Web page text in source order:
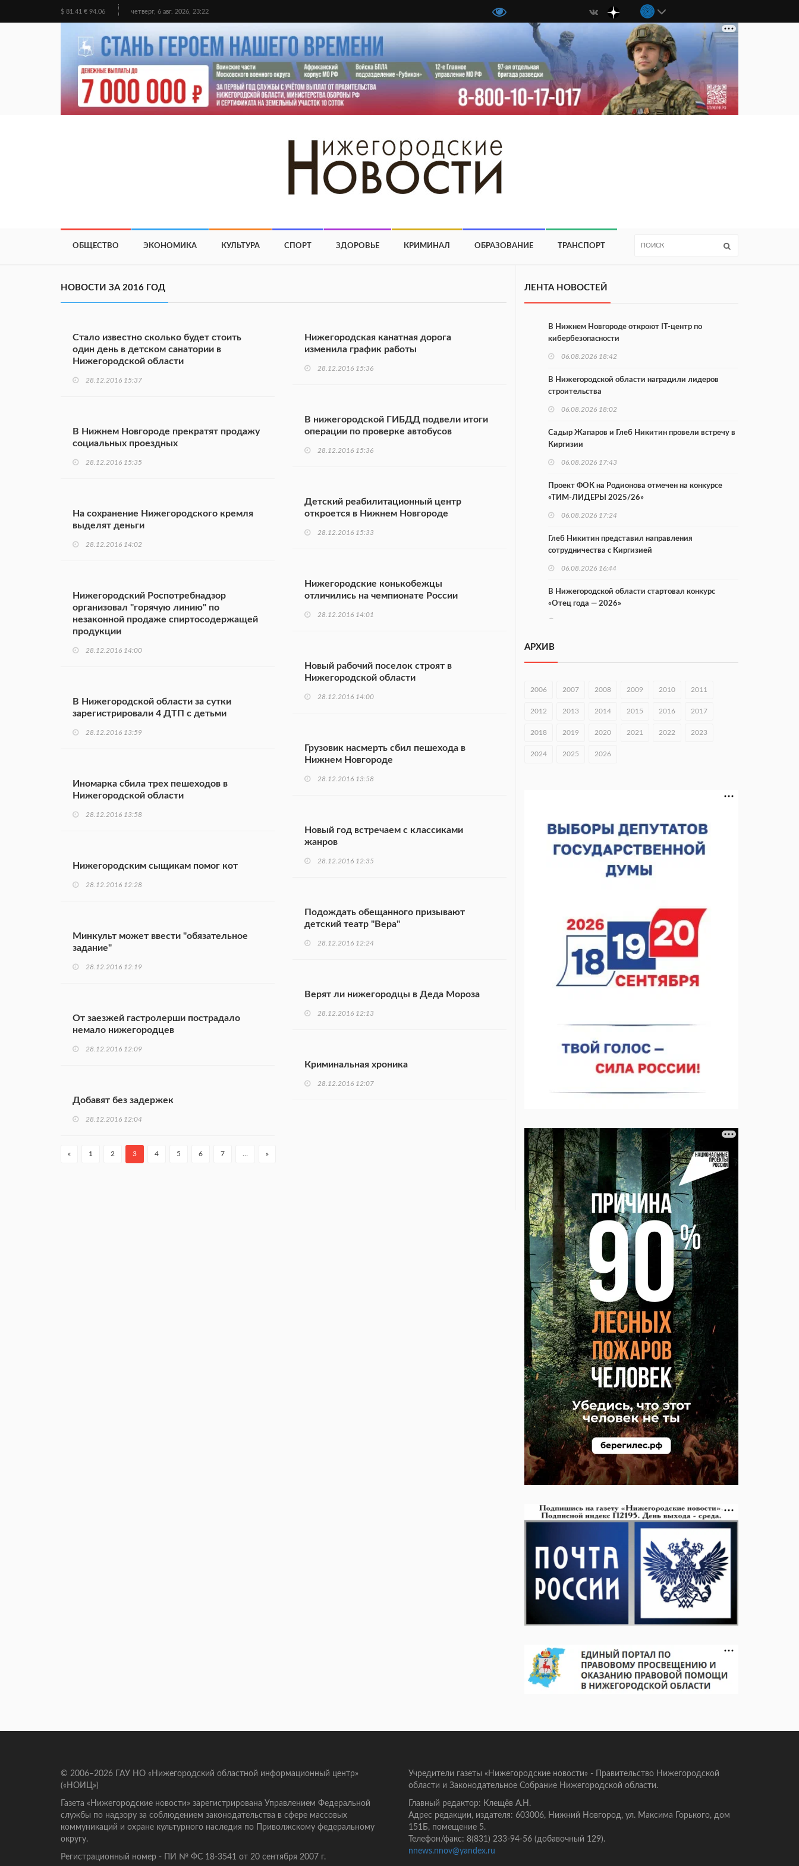
$ 81.41 € 94.06 четверг, 6 авг. 2026, 23:22
ОБЩЕСТВО ЭКОНОМИКА КУЛЬТУРА СПОРТ ЗДОРОВЬЕ КРИМИНАЛ ОБРАЗОВАНИЕ ТРАНСПОРТ
НОВОСТИ ЗА 2016 ГОД
Стало известно сколько будет стоить
один день в детском санатории в
Нижегородской области
28.12.2016 15:37
Нижегородская канатная дорога
изменила график работы
28.12.2016 15:36
В нижегородской ГИБДД подвели итоги
операции по проверке автобусов
28.12.2016 15:36
В Нижнем Новгороде прекратят продажу
социальных проездных
28.12.2016 15:35
Детский реабилитационный центр
откроется в Нижнем Новгороде
28.12.2016 15:33
На сохранение Нижегородского кремля
выделят деньги
28.12.2016 14:02
Нижегородские конькобежцы
отличились на чемпионате России
28.12.2016 14:01
Нижегородский Роспотребнадзор
организовал "горячую линию" по
незаконной продаже спиртосодержащей
продукции
28.12.2016 14:00
Новый рабочий поселок строят в
Нижегородской области
28.12.2016 14:00
В Нижегородской области за сутки
зарегистрировали 4 ДТП с детьми
28.12.2016 13:59
Грузовик насмерть сбил пешехода в
Нижнем Новгороде
28.12.2016 13:58
Иномарка сбила трех пешеходов в
Нижегородской области
28.12.2016 13:58
Новый год встречаем с классиками
жанров
28.12.2016 12:35
Нижегородским сыщикам помог кот
28.12.2016 12:28
Подождать обещанного призывают
детский театр "Вера"
28.12.2016 12:24
Минкульт может ввести "обязательное
задание"
28.12.2016 12:19
Верят ли нижегородцы в Деда Мороза
28.12.2016 12:13
От заезжей гастролерши пострадало
немало нижегородцев
28.12.2016 12:09
Криминальная хроника
28.12.2016 12:07
Добавят без задержек
28.12.2016 12:04
« 1 2 3 4 5 6 7 … »
ЛЕНТА НОВОСТЕЙ
В Нижнем Новгороде откроют IT-центр по
кибербезопасности
06.08.2026 18:42
В Нижегородской области наградили лидеров
строительства
06.08.2026 18:02
Садыр Жапаров и Глеб Никитин провели встречу в
Киргизии
06.08.2026 17:43
Проект ФОК на Родионова отмечен на конкурсе
«ТИМ-ЛИДЕРЫ 2025/26»
06.08.2026 17:24
Глеб Никитин представил направления
сотрудничества с Киргизией
06.08.2026 16:44
В Нижегородской области стартовал конкурс
«Отец года — 2026»
Городец подписал соглашения с Кара-Кулем и
вырос в 1,9 раза
В Нижнем Новгороде открыли фестиваль «Семья
06.08.2026 15:26
Видели ночь, бежали всю ночь... На
Нижневолжской набережной прошел необычный
06.08.2026 15:05
Нижегородские хирурги выполнили трансоральную
операцию на щитовидной железе
06.08.2026 15:03
АРХИВ
2006 2007 2008 2009 2010 2011
2012 2013 2014 2015 2016 2017
2018 2019 2020 2021 2022 2023
2024 2025 2026
© 2006–2026 ГАУ НО «Нижегородский областной информационный центр»
(«НОИЦ»)
Газета «Нижегородские новости» зарегистрирована Управлением Федеральной
службы по надзору за соблюдением законодательства в сфере массовых
коммуникаций и охране культурного наследия по Приволжскому федеральному
округу.
Регистрационный номер - ПИ № ФС 18-3541 от 20 сентября 2007 г.
Учредители газеты «Нижегородские новости» - Правительство Нижегородской
области и Законодательное Собрание Нижегородской области.
Главный редактор: Клещёв А.Н.
Адрес редакции, издателя: 603006, Нижний Новгород, ул. Максима Горького, дом
151Б, помещение 5.
Телефон/факс: 8(831) 233-94-56 (добавочный 129).
nnews.nnov@yandex.ru